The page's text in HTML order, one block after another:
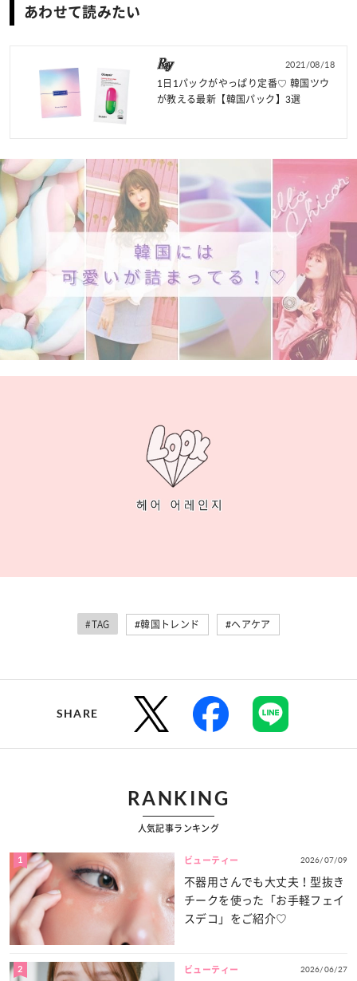
あわせて読みたい
2021/08/18
1日1パックがやっぱり定番♡ 韓国ツウ
が教える最新【韓国パック】3選
#TAG #韓国トレンド #ヘアケア
SHARE
RANKING
人気記事ランキング
1 ビューティー 2026/07/09
不器用さんでも大丈夫！型抜き
チークを使った「お手軽フェイ
スデコ」をご紹介♡
2 ビューティー 2026/06/27